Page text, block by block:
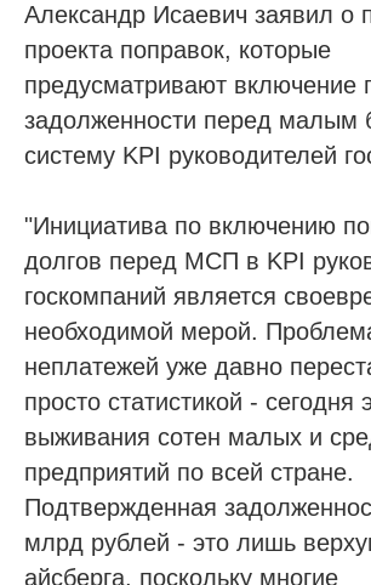
Александр Исаевич заявил о
проекта поправок, которые
предусматривают включение
задолженности перед малым
систему KPI руководителей
"Инициатива по включению
долгов перед МСП в KPI
госкомпаний является
необходимой мерой.
неплатежей уже давно
просто статистикой - сегодня
выживания сотен малых и
предприятий по всей стране.
Подтвержденная
млрд рублей - это лишь
айсберга, поскольку многие